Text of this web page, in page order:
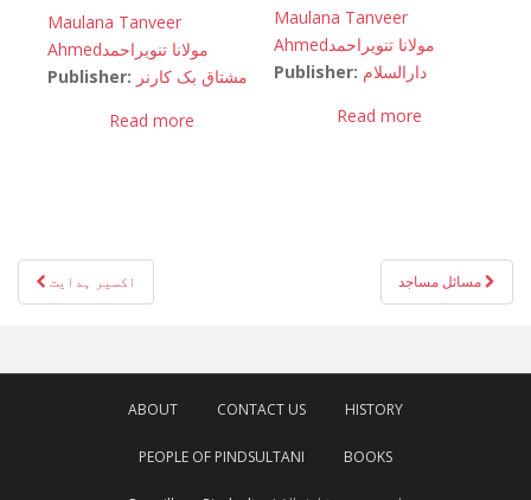
Maulana Tanveer
Ahmedمولانا تنویراحمد
Publisher: مشتاق بک کارنر
Read more
Maulana Tanveer
Ahmedمولانا تنویراحمد
Publisher: دارالسلام
Read more
Post
navigation
اکسیر ہدایت
ABOUT CONTACT US HISTORY
PEOPLE OF PINDSULTANI BOOKS